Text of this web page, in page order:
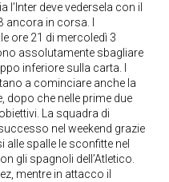
l’Inter deve vedersela con il
ancora in corsa. I
ore 21 di mercoledì 3
assolutamente sbagliare
inferiore sulla carta. I
a cominciare anche la
dopo che nelle prime due
La squadra di
nel weekend grazie
spalle le sconfitte nel
gli spagnoli dell’Atletico.
mentre in attacco il